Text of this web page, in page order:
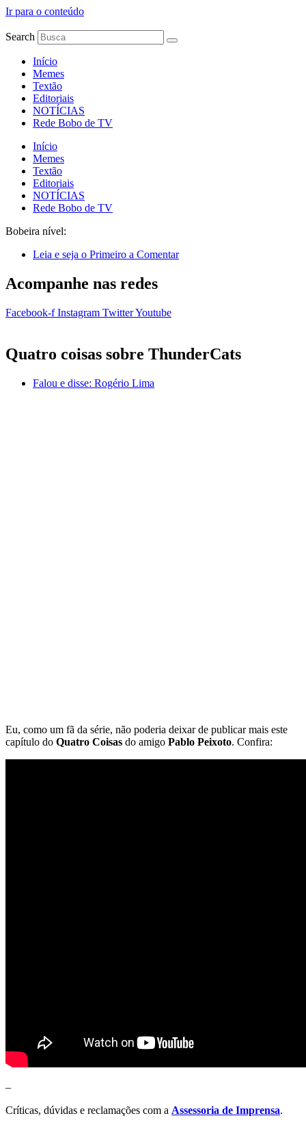
Ir para o conteúdo
Search
Início
Memes
Textão
Editoriais
NOTÍCIAS
Rede Bobo de TV
Início
Memes
Textão
Editoriais
NOTÍCIAS
Rede Bobo de TV
Bobeira nível:
Leia e seja o Primeiro a Comentar
Acompanhe nas redes
Facebook-f Instagram TwitterYoutube
Quatro coisas sobre ThunderCats
Falou e disse: Rogério Lima
Eu, como um fã da série, não poderia deixar de publicar mais este
capítulo do Quatro Coisas do amigo Pablo Peixoto. Confira:
–
Críticas, dúvidas e reclamações com a Assessoria de Imprensa.